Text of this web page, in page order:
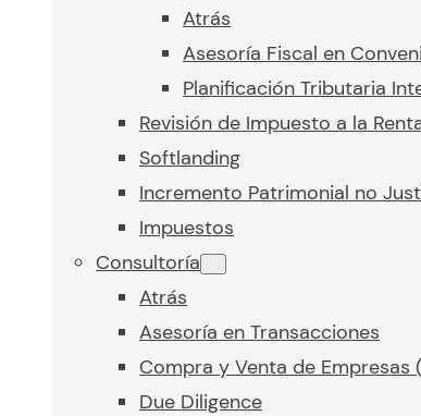
Atrás
Asesoría Fiscal en
Planificación Tributaria
Revisión de Impuesto a la
Softlanding
Incremento Patrimonial no
Impuestos
Consultoría
Atrás
Asesoría en Transacciones
Compra y Venta de Empresas
Due Diligence